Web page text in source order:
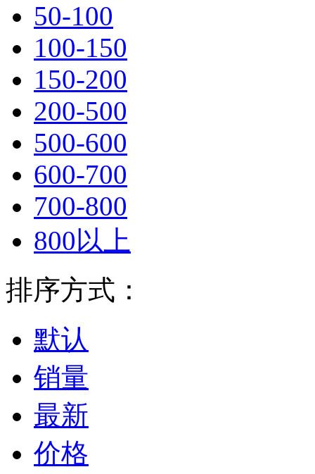
50-100
100-150
150-200
200-500
500-600
600-700
700-800
800以上
排序方式：
默认
销量
最新
价格